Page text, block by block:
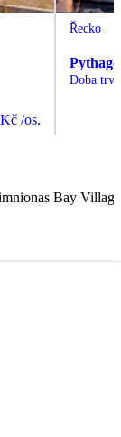
/os.
Řecko
Doba
Bay Village